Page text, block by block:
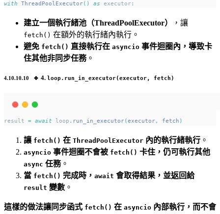
with ThreadPoolExecutor() as executor :
建立一個執行緒池（ThreadPoolExecutor） ，讓
fetch() 在額外的執行緒內執行。
避免 fetch() 直接執行在 asyncio 事件迴圈內，導致卡
住其他非同步任務。
🔹 4. loop.run_in_executor(executor, fetch)
result = await loop . run_in_executor(executor, fetch )
讓 fetch() 在 ThreadPoolExecutor 內的執行緒執行 。
asyncio 事件迴圈不會被 fetch() 卡住，仍可執行其他
async 任務。
當 fetch() 完成時， await 會取得結果，並返回給
result 變數 。
這樣的做法讓同步函式 fetch() 在 asyncio 內部執行，而不會